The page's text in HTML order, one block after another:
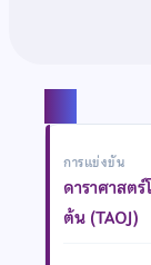
การแข่งขัน
ดาราศาสต
ต้น (TAOJ)